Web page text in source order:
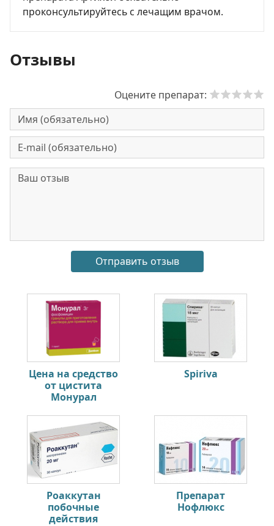
проконсультируйтесь с лечащим врачом.
Отзывы
Оцените препарат:
Цена на средство
от цистита
Монурал
Spiriva
Роаккутан
побочные
действия
Препарат
Нофлюкс